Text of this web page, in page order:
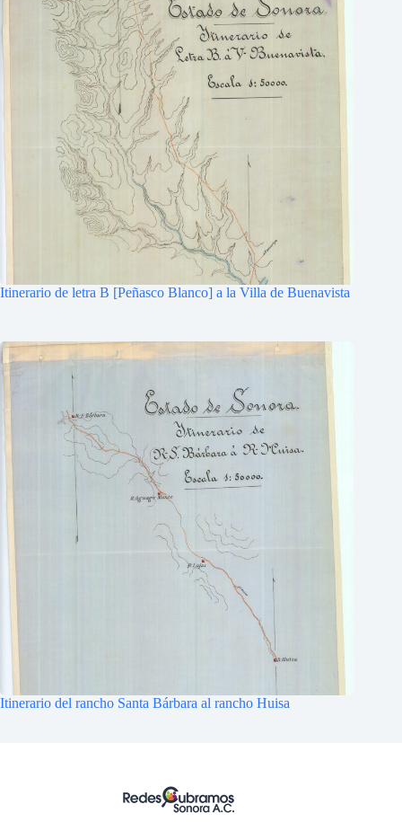
Itinerario de letra B [Peñasco Blanco] a la Villa de Buenavista
Itinerario del rancho Santa Bárbara al rancho Huisa